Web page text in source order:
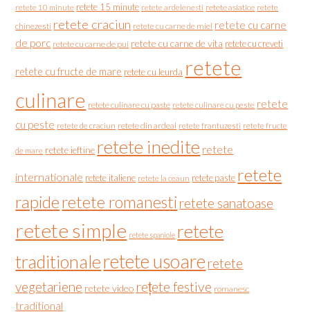
retete 10 minute retete 15 minute retete ardelenesti retete asiatice retete
chinezesti retete craciun retete cu carne de miel retete cu carne
de porc retete cu carne de pui retete cu carne de vita retete cu creveti
retete cu fructe de mare retete cu leurda retete
culinare retete culinare cu paste retete culinare cu peste retete
cu peste retete de craciun retete din ardeal retete frantuzesti retete fructe
de mare retete ieftine retete inedite retete
internationale retete italiene retete la ceaun retete paste retete
rapideretete romanesti retete sanatoase
retete simple retete spaniole retete
traditionaleretete usoare retete
vegetariene retete video rețete festive romanesc
traditional